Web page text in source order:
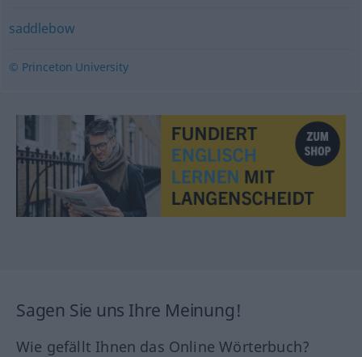
saddlebow
© Princeton University
Sagen Sie uns Ihre Meinung!
Wie gefällt Ihnen das Online Wörterbuch?